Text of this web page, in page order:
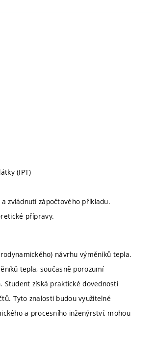
(IPT)
zvládnutí zápočtového příkladu.
přípravy.
návrhu výměníků tepla.
tepla, současně porozumí
Student získá praktické dovednosti
Tyto znalosti budou využitelné
a procesního inženýrství, mohou